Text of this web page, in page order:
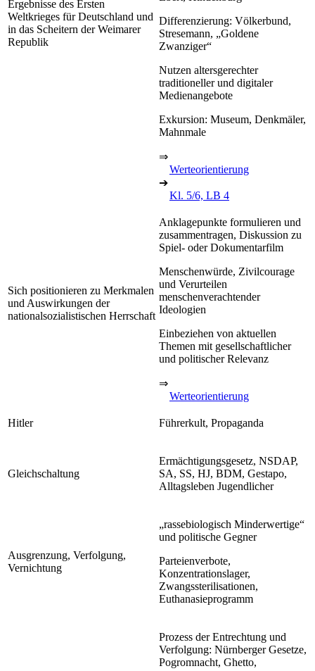
Ergebnisse des Ersten
Weltkrieges für Deutschland und
in das Scheitern der Weimarer
Republik
Differenzierung: Völkerbund,
Stresemann, „Goldene
Zwanziger“
Nutzen altersgerechter
traditioneller und digitaler
Medienangebote
Exkursion: Museum, Denkmäler,
Mahnmale
⇒
Werteorientierung
➔
Kl. 5/6, LB 4
Sich positionieren zu Merkmalen
und Auswirkungen der
nationalsozialistischen Herrschaft
Anklagepunkte formulieren und
zusammentragen, Diskussion zu
Spiel- oder Dokumentarfilm
Menschenwürde, Zivilcourage
und Verurteilen
menschenverachtender
Ideologien
Einbeziehen von aktuellen
Themen mit gesellschaftlicher
und politischer Relevanz
⇒
Werteorientierung
Hitler Führerkult, Propaganda
Gleichschaltung
Ermächtigungsgesetz, NSDAP,
SA, SS, HJ, BDM, Gestapo,
Alltagsleben Jugendlicher
Ausgrenzung, Verfolgung,
Vernichtung
„rassebiologisch Minderwertige“
und politische Gegner
Parteienverbote,
Konzentrationslager,
Zwangssterilisationen,
Euthanasieprogramm
Prozess der Entrechtung und
Verfolgung: Nürnberger Gesetze,
Pogromnacht, Ghetto,